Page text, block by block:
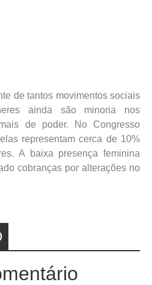
de tantos movimentos sociais
ainda são minoria nos
de poder. No Congresso
representam cerca de 10%
A baixa presença feminina
cobranças por alterações no